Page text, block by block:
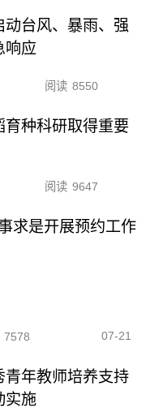
动台风、暴雨、强
响应
阅读 8550
育种科研取得重要
阅读 9647
求是开展预约工作
7578 07-21
青年教师培养支持
实施